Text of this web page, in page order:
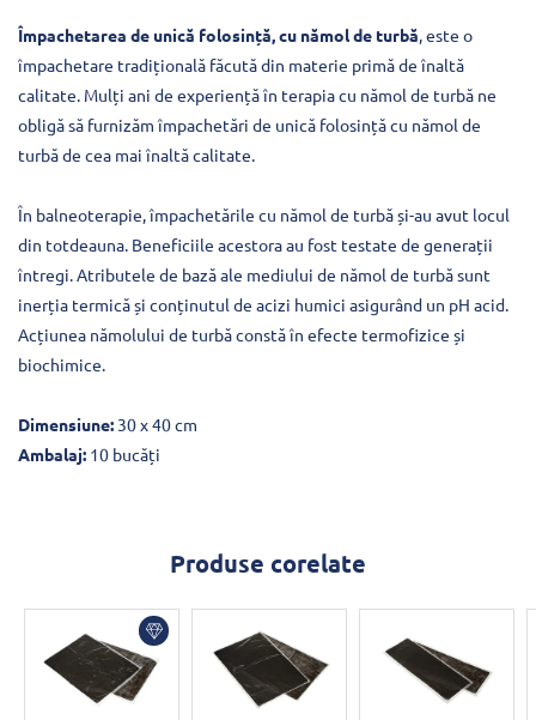
Împachetarea de unică folosință, cu nămol de turbă, este o
împachetare tradițională făcută din materie primă de înaltă
calitate. Mulți ani de experiență în terapia cu nămol de turbă ne
obligă să furnizăm împachetări de unică folosință cu nămol de
turbă de cea mai înaltă calitate.
În balneoterapie, împachetările cu nămol de turbă și-au avut locul
din totdeauna. Beneficiile acestora au fost testate de generații
întregi. Atributele de bază ale mediului de nămol de turbă sunt
inerția termică și conținutul de acizi humici asigurând un pH acid.
Acțiunea nămolului de turbă constă în efecte termofizice și
biochimice.
Dimensiune: 30 x 40 cm
Ambalaj: 10 bucăți
Produse corelate